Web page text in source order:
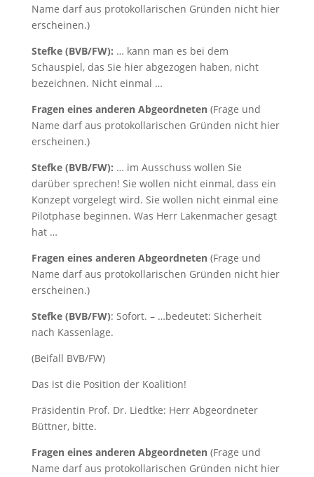
Name darf aus protokollarischen Gründen nicht hier
erscheinen.)
Stefke (BVB/FW): … kann man es bei dem
Schauspiel, das Sie hier abgezogen haben, nicht
bezeichnen. Nicht einmal …
Fragen eines anderen Abgeordneten(Frage und
Name darf aus protokollarischen Gründen nicht hier
erscheinen.)
Stefke (BVB/FW): … im Ausschuss wollen Sie
darüber sprechen! Sie wollen nicht einmal, dass ein
Konzept vorgelegt wird. Sie wollen nicht einmal eine
Pilotphase beginnen. Was Herr Lakenmacher gesagt
hat …
Fragen eines anderen Abgeordneten(Frage und
Name darf aus protokollarischen Gründen nicht hier
erscheinen.)
Stefke (BVB/FW): Sofort. – …bedeutet: Sicherheit
nach Kassenlage.
(Beifall BVB/FW)
Das ist die Position der Koalition!
Präsidentin Prof. Dr. Liedtke: Herr Abgeordneter
Büttner, bitte.
Fragen eines anderen Abgeordneten(Frage und
Name darf aus protokollarischen Gründen nicht hier